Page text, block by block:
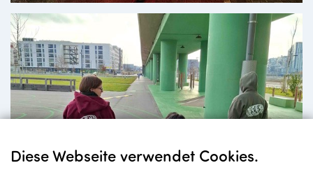
Diese Webseite verwendet Cookies.